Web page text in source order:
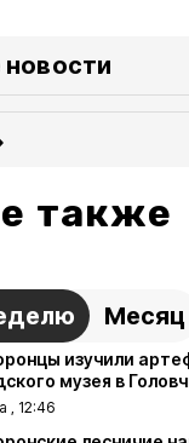
также
Месяц
изучили
музея в
, 12:46